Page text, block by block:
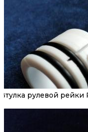
Втулка рулевой